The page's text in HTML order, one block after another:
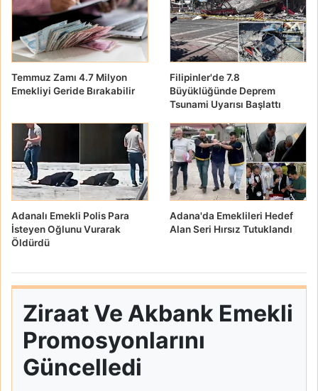
Temmuz Zamı 4.7 Milyon
Emekliyi Geride Bırakabilir
Filipinler'de 7.8
Büyüklüğünde Deprem
Tsunami Uyarısı Başlattı
Adanalı Emekli Polis Para
İsteyen Oğlunu Vurarak
Öldürdü
Adana'da Emeklileri Hedef
Alan Seri Hırsız Tutuklandı
Ziraat Ve Akbank Emekli
Promosyonlarını
Güncelledi